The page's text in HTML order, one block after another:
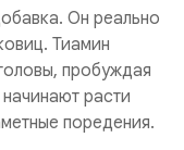
Он реально
Тиамин
пробуждая
расти
поредения.